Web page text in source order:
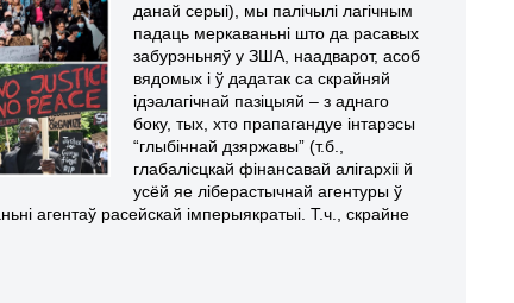
данай серыі), мы палічылі лагічным
падаць меркаваньні што да расавых
забурэньняў у ЗША, наадварот, асоб
вядомых і ў дадатак са скрайняй
ідэалагічнай пазіцыяй – з аднаго
боку, тых, хто прапагандуе інтарэсы
“глыбіннай дзяржавы” (т.б.,
глабалісцкай фінансавай алігархіі й
усёй яе ліберастычнай агентуры ў
агентаў расейскай імперыякратыі. Т.ч., скрайне